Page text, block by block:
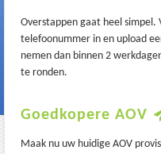
Overstappen gaat heel
telefoonummer in en upload
nemen dan binnen 2
te ronden.
Goedkopere AOV
Maak nu uw huidige AOV